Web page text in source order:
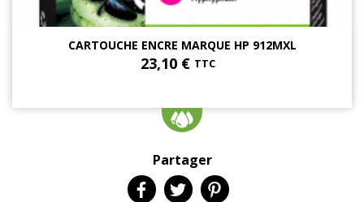
CARTOUCHE ENCRE MARQUE HP 912MXL
23,10 € TTC
Partager